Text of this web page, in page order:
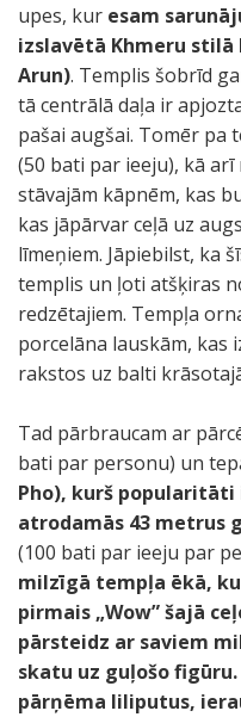
upes, kur esam
izslavētā Khmeru
Arun). Templis šobrīd
tā centrālā daļa ir
pašai augšai. Tomēr pa
(50 bati par ieeju), kā
stāvajām kāpnēm, kas
kas jāpārvar ceļā uz
līmeņiem. Jāpiebilst, ka
templis un ļoti atšķiras
redzētajiem. Tempļa
porcelāna lauskām, kas
rakstos uz balti
Tad pārbraucam ar
bati par personu) un
Pho), kurš
atrodamās 43 metrus
(100 bati par ieeju par
milzīgā tempļa ēkā,
pirmais „Wow” šajā
pārsteidz ar saviem
skatu uz guļošo
pārņēma liliputus,